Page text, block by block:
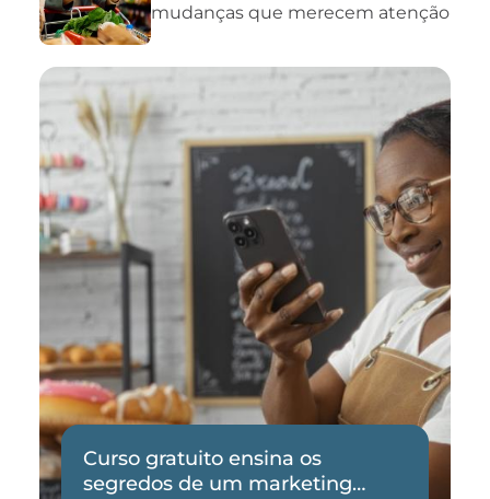
mudanças que merecem atenção
Curso gratuito ensina os
segredos de um marketing